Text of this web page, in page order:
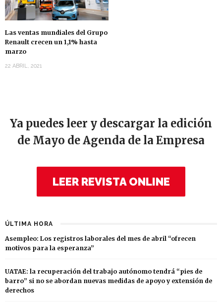
Las ventas mundiales del Grupo
Renault crecen un 1,1% hasta
marzo
22 ABRIL, 2021
Ya puedes leer y descargar la edición
de Mayo de Agenda de la Empresa
LEER REVISTA ONLINE
ÚLTIMA HORA
Asempleo: Los registros laborales del mes de abril “ofrecen
motivos para la esperanza”
UATAE: la recuperación del trabajo autónomo tendrá “pies de
barro” si no se abordan nuevas medidas de apoyo y extensión de
derechos